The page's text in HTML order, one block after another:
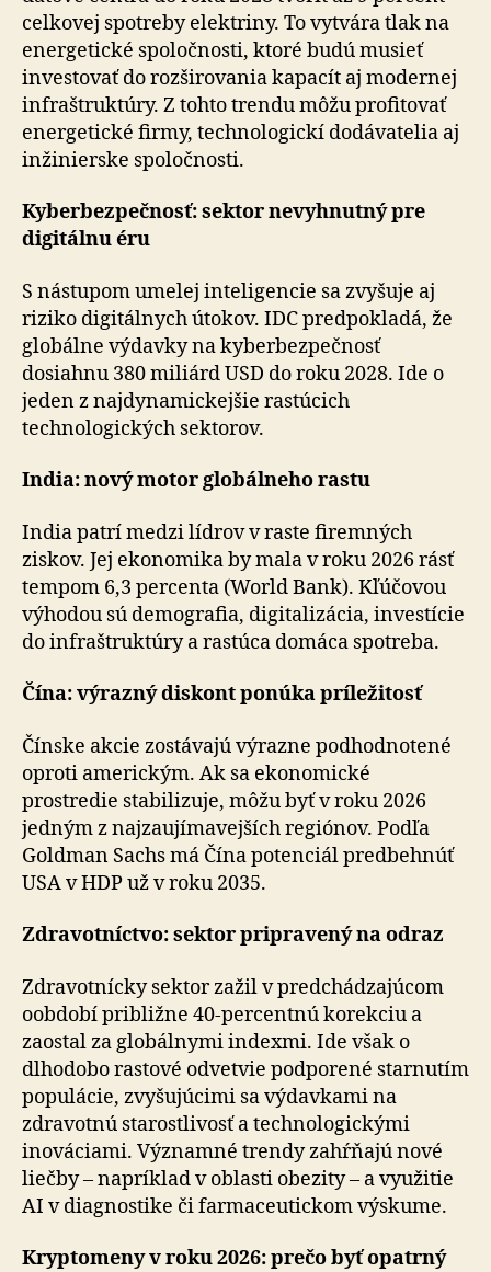
celkovej spotreby elektriny. To vytvára tlak na
ener­ge­tic­ké spoločnosti, ktoré budú musieť
investovať do rozširovania kapacít aj modernej
infraštruktúry. Z tohto trendu môžu profitovať
ener­ge­tic­ké firmy, technologickí dodávatelia aj
inžinierske spo­loč­nos­ti.
Kyberbezpečnosť: sektor nevyhnutný pre
digitálnu éru
S nástupom umelej inteligencie sa zvyšuje aj
riziko di­gi­tál­nych útokov. IDC predpokladá, že
globálne výdavky na kyberbezpečnosť
dosiahnu 380 miliárd USD do roku 2028. Ide o
jeden z najdynamickejšie rastúcich
technologických sektorov.
India: nový motor globálneho rastu
India patrí medzi lídrov v raste firemných
ziskov. Jej eko­no­mi­ka by mala v roku 2026 rásť
tempom 6,3 percenta (World Bank). Kľúčovou
výhodou sú demografia, di­gi­ta­li­zá­cia, investície
do infraštruktúry a rastúca domáca spotreba.
Čína: výrazný diskont ponúka príležitosť
Čínske akcie zostávajú výrazne podhodnotené
oproti americkým. Ak sa ekonomické
prostredie stabilizuje, môžu byť v roku 2026
jedným z najzaujímavejších regiónov. Podľa
Goldman Sachs má Čína potenciál predbehnúť
USA v HDP už v roku 2035.
Zdravotníctvo: sektor pripravený na odraz
Zdravotnícky sektor zažil v predchádzajúcom
oobdobí približne 40-percentnú korekciu a
zaostal za globálnymi indexmi. Ide však o
dlhodobo rastové odvetvie podporené starnutím
populácie, zvyšujúcimi sa výdavkami na
zdravotnú starostlivosť a technologickými
inováciami. Významné trendy zahŕňajú nové
liečby – napríklad v oblasti obezity – a využitie
AI v diagnostike či far­ma­ce­u­tic­kom výskume.
Kryptomeny v roku 2026: prečo byť opatrný